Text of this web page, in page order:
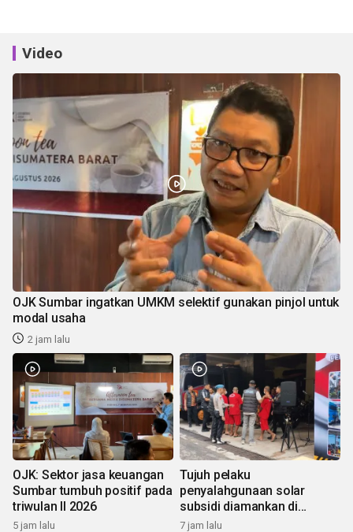
Video
OJK Sumbar ingatkan UMKM selektif gunakan pinjol untuk
modal usaha
2 jam lalu
OJK: Sektor jasa keuangan
Sumbar tumbuh positif pada
triwulan II 2026
5 jam lalu
Tujuh pelaku
penyalahgunaan solar
subsidi diamankan di
Sumbar
7 jam lalu